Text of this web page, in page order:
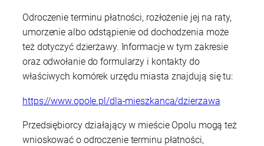
Odroczenie terminu płatności, rozłożenie jej na raty,
umorzenie albo odstąpienie od dochodzenia może
też dotyczyć dzierżawy. Informacje w tym zakresie
oraz odwołanie do formularzy i kontakty do
właściwych komórek urzędu miasta znajdują się tu:
https://www.opole.pl/dla-mieszkanca/dzierzawa
Przedsiębiorcy działający w mieście Opolu mogą też
wnioskować o odroczenie terminu płatności,